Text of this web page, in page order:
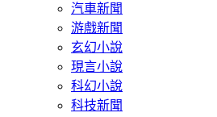
汽車新聞
游戲新聞
玄幻小說
現言小說
科幻小說
科技新聞